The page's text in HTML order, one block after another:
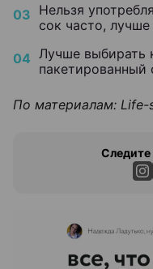
Нельзя
сок часто,
Лучше выбирать
пакетированный
По материалам: Life-
Следите